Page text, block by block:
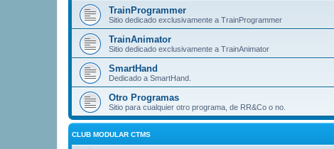
TrainProgrammer
Sitio dedicado exclusivamente a TrainProgrammer
TrainAnimator
Sitio dedicado exclusivamente a TrainAnimator
SmartHand
Dedicado a SmartHand.
Otro Programas
Sitio para cualquier otro programa, de RR&Co o no.
CLUB MODULAR CTMS